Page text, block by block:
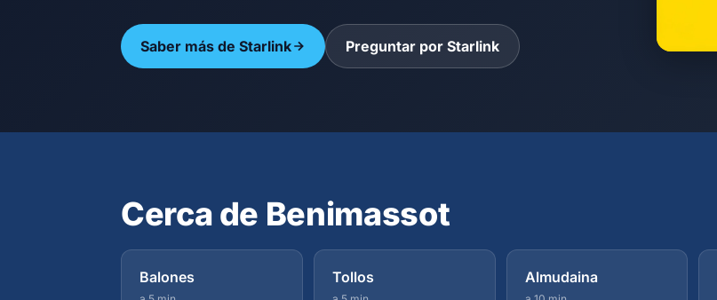
Saber más de Starlink Preguntar por Starlink
Cerca de Benimassot
Balones Tollos Almudaina